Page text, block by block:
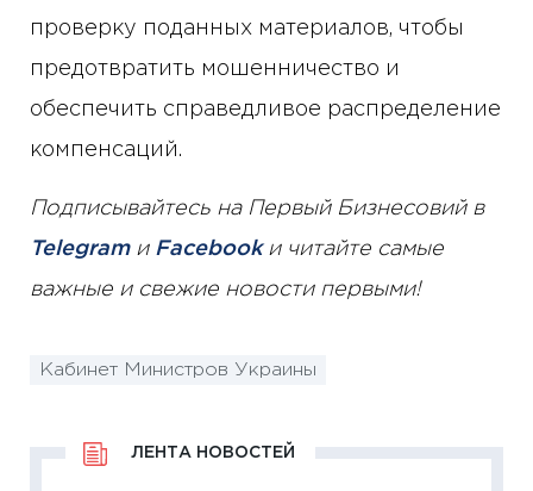
проверку поданных материалов, чтобы
предотвратить мошенничество и
обеспечить справедливое распределение
компенсаций.
Подписывайтесь на Первый Бизнесовий в
Telegramи Facebookи читайте самые
важные и свежие новости первыми!
Кабинет Министров Украины
ЛЕНТА НОВОСТЕЙ